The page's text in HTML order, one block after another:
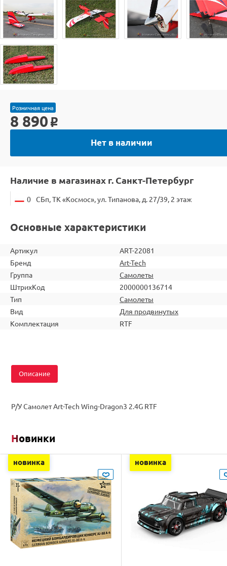
Розничная цена
8 890 o
Нет в наличии
Наличие в магазинах г. Санкт-Петербург
0 СБп, ТК «Космос», ул. Типанова, д. 27/39, 2 этаж
Основные характеристики
Артикул
ART-22081
Бренд
Art-Tech
Группа
Самолеты
ШтрихКод
2000000136714
Тип
Самолеты
Вид
Для продвинутых
Комплектация
RTF
Описание
Р/У Самолет Art-Tech Wing-Dragon3 2.4G RTF
Новинки
новинка новинка